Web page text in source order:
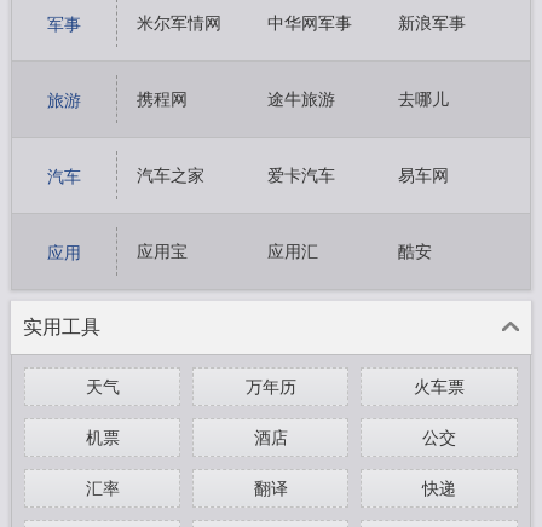
军事
米尔军情网 中华网军事 新浪军事
旅游
携程网 途牛旅游 去哪儿
汽车
汽车之家 爱卡汽车 易车网
应用
应用宝 应用汇 酷安
豌豆荚 葫芦侠
实用工具
天气 万年历 火车票
机票 酒店 公交
汇率 翻译 快递